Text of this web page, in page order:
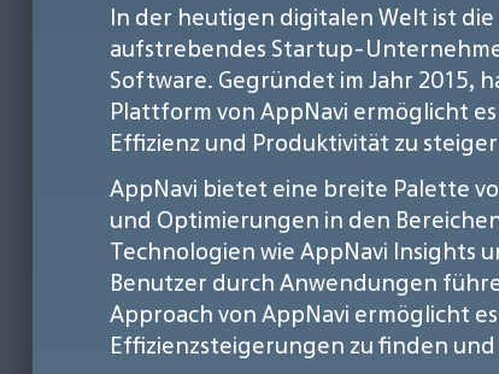
In der heutigen digitalen Welt ist
aufstrebendes Startup-
Software. Gegründet im Jahr 2015,
Plattform von AppNavi ermöglicht
Effizienz und Produktivität zu
AppNavi bietet eine breite Palette
und Optimierungen in den
Technologien wie AppNavi Insights
Benutzer durch Anwendungen
Approach von AppNavi ermöglicht
Effizienzsteigerungen zu finden